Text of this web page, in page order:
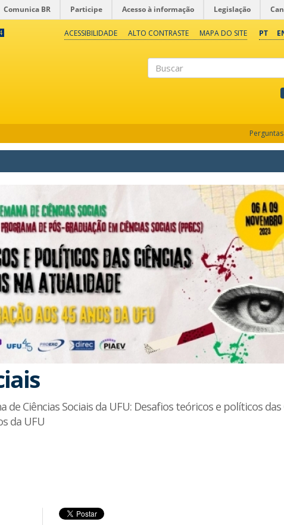
Comunica BR Participe Acesso à informação Legislação
PT
ACESSIBILIDADE ALTO CONTRASTE MAPA DO SITE
de Ciências Sociais da UFU: Desafios teóricos e políticos das
da UFU